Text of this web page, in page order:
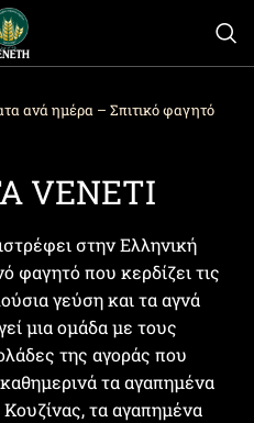
ανά ημέρα – Σπιτικό φαγητό
VENETI
στην Ελληνική
φαγητό που κερδίζει τις
γεύση και τα αγνά
μια ομάδα με τους
της αγοράς που
τα αγαπημένα
τα αγαπημένα